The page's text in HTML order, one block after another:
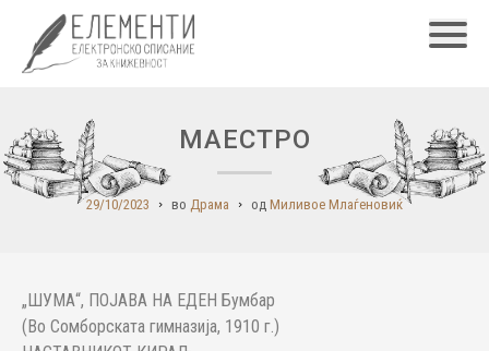
МАЕСТРО
29/10/2023 во Драма од Миливое Млаѓеновиќ
„ШУМА“, ПОЈАВА НА ЕДЕН Бумбар
(Во Сомборската гимназија, 1910 г.)